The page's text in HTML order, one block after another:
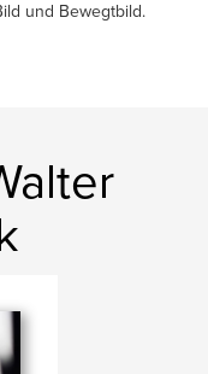
und Bewegtbild.